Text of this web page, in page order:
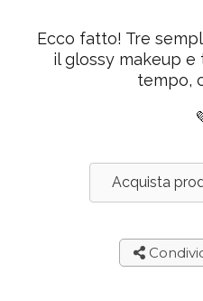
Ecco fatto! Tre
il glossy makeup
tempo,
Acquista